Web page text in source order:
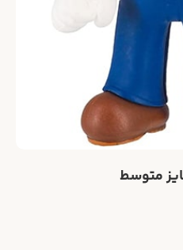
متوسط